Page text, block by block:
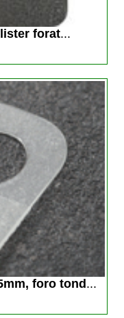
forat...
foro tond ...